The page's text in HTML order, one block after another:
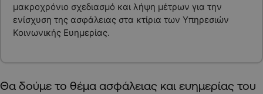
μακροχρόνιο σχεδιασμό και λήψη μέτρων για την
ενίσχυση της ασφάλειας στα κτίρια των Υπηρεσιών
Κοινωνικής Ευημερίας.
Θα δούμε το θέμα ασφάλειας και ευημερίας του